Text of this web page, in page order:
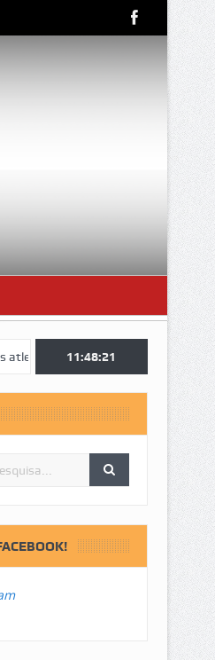
do GCF da época 1976/77)
11:48:23